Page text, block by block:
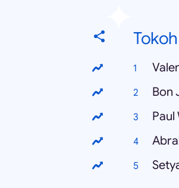
Tokoh
Bon
Paul